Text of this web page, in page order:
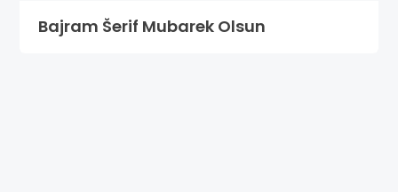
Bajram Šerif Mubarek Olsun